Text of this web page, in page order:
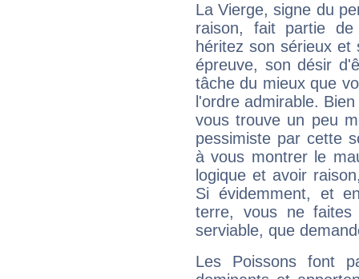
La Vierge, signe du
raison, fait partie
héritez son sérieux
épreuve, son désir
tâche du mieux que
l'ordre admirable.
vous trouve un peu
pessimiste par cette
à vous montrer le
logique et avoir
Si évidemment, et
terre, vous ne
serviable, que
Les Poissons font